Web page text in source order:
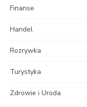
Finanse
Handel
Rozrywka
Turystyka
Zdrowie i Uroda